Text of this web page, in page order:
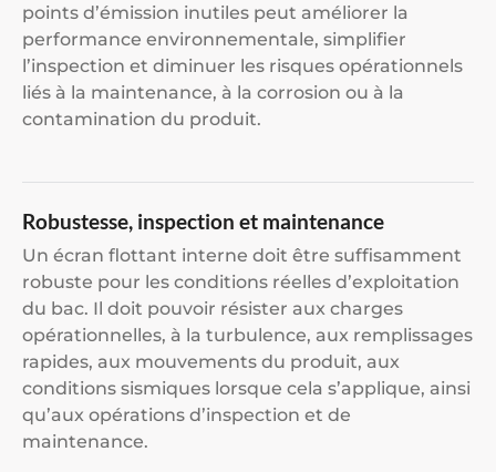
points d’émission inutiles peut améliorer la
performance environnementale, simplifier
l’inspection et diminuer les risques opérationnels
liés à la maintenance, à la corrosion ou à la
contamination du produit.
Robustesse, inspection et maintenance
Un écran flottant interne doit être suffisamment
robuste pour les conditions réelles d’exploitation
du bac. Il doit pouvoir résister aux charges
opérationnelles, à la turbulence, aux remplissages
rapides, aux mouvements du produit, aux
conditions sismiques lorsque cela s’applique, ainsi
qu’aux opérations d’inspection et de
maintenance.